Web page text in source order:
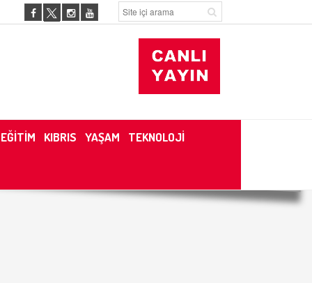
EĞİTİM KIBRIS YAŞAM TEKNOLOJİ